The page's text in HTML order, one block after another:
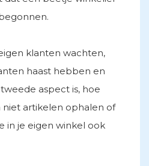
klanten wachten,
haast hebben en
aspect is, hoe
artikelen ophalen of
in je eigen winkel ook